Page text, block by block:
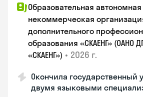
Образовательная автономная
некоммерческая
дополнительного
образования «СКАЕНГ» (ОАНО
«СКАЕНГ») • 2026 г.
Окончила государственный
двумя языковыми